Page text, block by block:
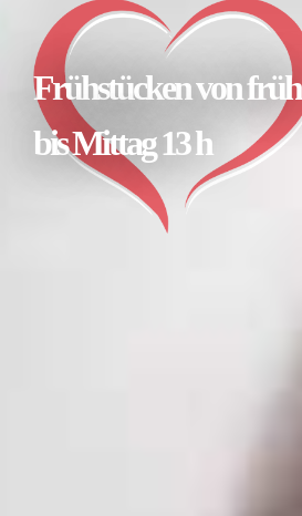
Frühstücken von früh
bis Mittag 13 h